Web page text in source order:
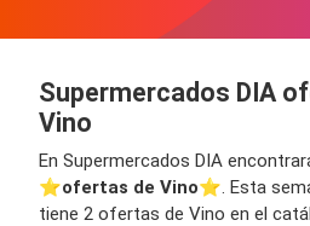
Supermercados DIA
Vino
En Supermercados DIA
⭐️ofertas de Vino⭐️. Esta
tiene 2 ofertas de Vino en el